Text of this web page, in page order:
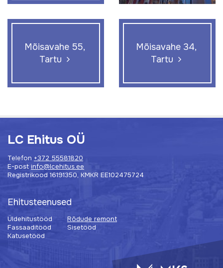
Mõisavahe 55,
Tartu
Mõisavahe 34,
Tartu
LC Ehitus OÜ
Telefon +372 55581820
E-post info@lcehitus.ee
Registrikood 16191350, KMKR EE102475724
Ehitusteenused
Üldehitustööd
Fassaaditööd
Katusetööd
Rõdude remont
Sisetööd